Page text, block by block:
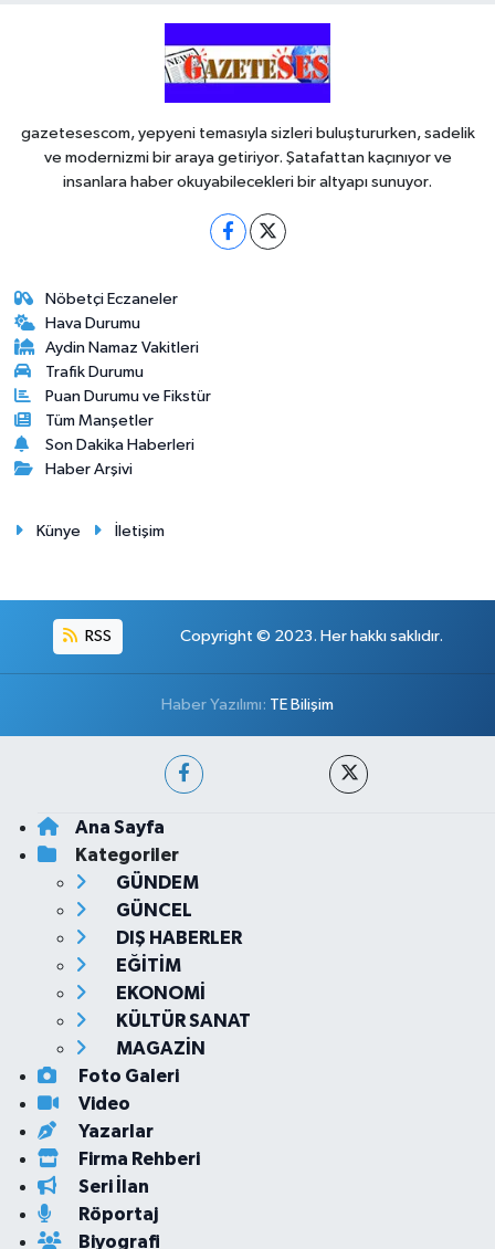
gazetesescom, yepyeni temasıyla sizleri buluştururken, sadelik
ve modernizmi bir araya getiriyor. Şatafattan kaçınıyor ve
insanlara haber okuyabilecekleri bir altyapı sunuyor.
Nöbetçi Eczaneler
Hava Durumu
Aydin Namaz Vakitleri
Trafik Durumu
Puan Durumu ve Fikstür
Tüm Manşetler
Son Dakika Haberleri
Haber Arşivi
Künye İletişim
RSS Copyright © 2023. Her hakkı saklıdır.
Haber Yazılımı: TE Bilişim
Ana Sayfa
Kategoriler
GÜNDEM
GÜNCEL
DIŞ HABERLER
EĞİTİM
EKONOMİ
KÜLTÜR SANAT
MAGAZİN
Foto Galeri
Video
Yazarlar
Firma Rehberi
Seri İlan
Röportaj
Biyografi